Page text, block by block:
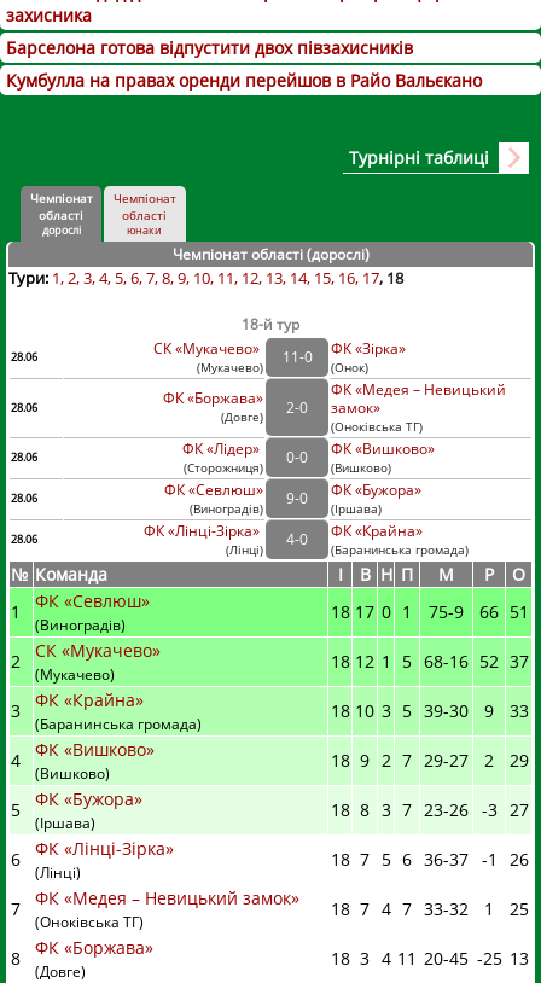
захисника
Барселона готова відпустити двох півзахисників
Кумбулла на правах оренди перейшов в Райо Вальєкано
Турнірні таблиці
Чемпіонат
області
дорослі
Чемпіонат
області
юнаки
Чемпіонат області (дорослі)
Тури: 1 2 3 4 5 6 7 8 9 10 11 12 13 14 15 16 17 18
18-й тур
28.06 СК «Мукачево»
(Мукачево)
11-0 ФК «Зірка»
(Онок)
28.06
ФК «Боржава»
(Довге)
2-0
ФК «Медея – Невицький
замок»
(Оноківська ТГ)
28.06
ФК «Лідер»
(Сторожниця)
0-0 ФК «Вишково»
(Вишково)
28.06
ФК «Севлюш»
(Виноградів)
9-0 ФК «Бужора»
(Іршава)
28.06
ФК «Лінці-Зірка»
(Лінці)
4-0 ФК «Крайна»
(Баранинська громада)
№ Команда I В Н П М Р
О
1
ФК «Севлюш»
(Виноградів)
18 17 0 1 75-9 66 51
2 СК «Мукачево»
(Мукачево)
18 12 1 5 68-16 52 37
3 ФК «Крайна»
(Баранинська громада)
18 10 3 5 39-30 9 33
4 ФК «Вишково»
(Вишково)
18 9 2 7 29-27 2 29
5 ФК «Бужора»
(Іршава)
18 8 3 7 23-26 -3 27
6 ФК «Лінці-Зірка»
(Лінці)
18 7 5 6 36-37 -1 26
7 ФК «Медея – Невицький замок»
(Оноківська ТГ)
18 7 4 7 33-32 1 25
8 ФК «Боржава»
(Довге)
18 3 4 11 20-45 -25 13